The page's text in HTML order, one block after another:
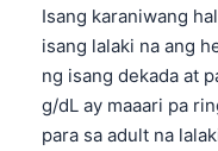
Isang karaniwang
isang lalaki na ang
ng isang dekada at
g/dL ay maaari pa
para sa adult na